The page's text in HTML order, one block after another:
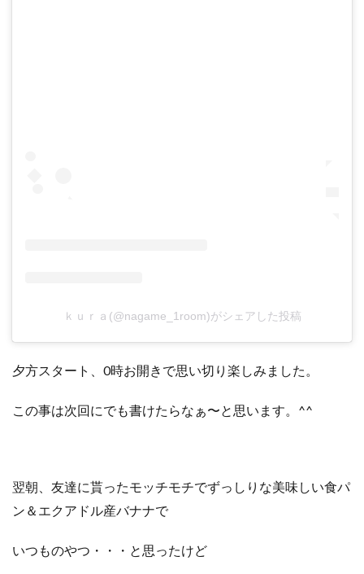
ｋｕｒａ(@nagame_1room)がシェアした投稿
夕方スタート、0時お開きで思い切り楽しみました。
この事は次回にでも書けたらなぁ〜と思います。^^
翌朝、 友達に貰ったモッチモチでずっしりな美味しい食パ
ン＆エクアドル産バナナで
いつものやつ・・・と思ったけど